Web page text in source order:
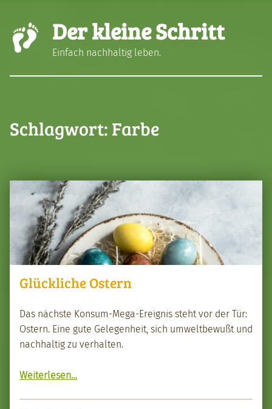
Der kleine Schritt
Einfach nachhaltig leben.
Schlagwort: Farbe
Glückliche Ostern
Das näch­ste Kon­sum-Mega-Ereig­nis ste­ht vor der Tür:
Ostern. Eine gute Gele­gen­heit, sich umwelt­be­wußt und
nach­haltig zu ver­hal­ten.
Weit­er­lesen…